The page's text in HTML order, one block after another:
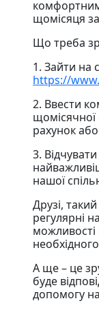
щомісяця
Що треба
1. Зайти на
https://
2. Ввести
щомісячної
рахунок
3.
нашої
Друзі,
регулярні
можливості
А ще – це
буде
допомогу